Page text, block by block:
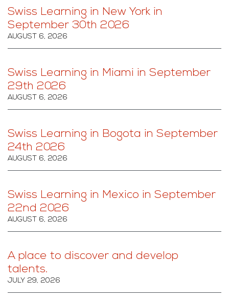
Swiss Learning in New York in
September 30th 2026
AUGUST 6, 2026
Swiss Learning in Miami in September
29th 2026
AUGUST 6, 2026
Swiss Learning in Bogota in September
24th 2026
AUGUST 6, 2026
Swiss Learning in Mexico in September
22nd 2026
AUGUST 6, 2026
A place to discover and develop
talents.
JULY 29, 2026